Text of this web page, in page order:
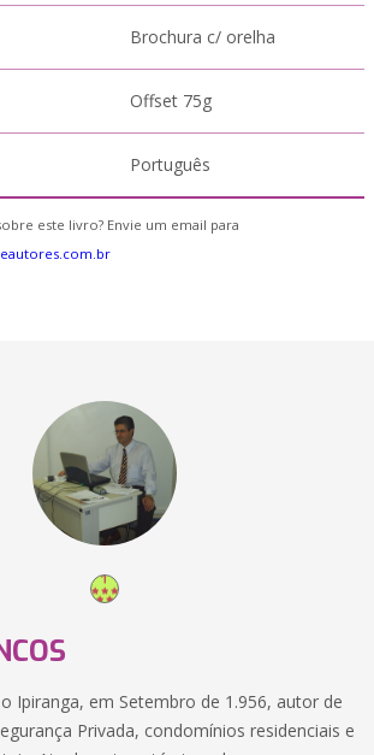
Brochura c/ orelha
Offset 75g
Português
este livro? Envie um email para
Ipiranga, em Setembro de 1.956, autor de
Privada, condomínios residenciais e